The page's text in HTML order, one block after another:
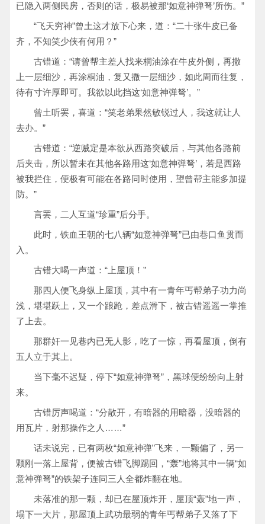
已隐入两侧民房，否则的话，极易被那‘如意神弹弩’所伤。”
“飞天穷神”曾土这才放下心来，道：“二十张牛皮已备
齐，不知笑少侠有何用？”
古错道：“请曾帮主差人找来桐油涂在牛皮外侧，再撒
上一层细沙，再涂桐油，复又撒一层细沙，如此周而往复，
待有寸许厚即可。我欲以此挡这‘如意神弹弩’。”
曾土听罢，喜道：“笑老弟果然敏锐过人，我这就让人
去办。”
古错道：“逆贼定是本欲从西路突破后，与其他各路前
后夹击，所以暂未在其他各路用这‘如意神弹弩’，若是西路
被我拦住，便极有可能在各路同时使用，望曾帮主能多加提
防。”
言罢，二人互道“珍重”后分手。
此时，铁血王朝的七八辆“如意神弹弩”已由巷口鱼贯而
入。
古错大喝一声道：“上屋顶！”
那四人便飞身纵上屋顶，其中有一青年丐帮弟子功力尚
浅，堪堪跃上，又一个踉跄，差点滑下，被古错遥遥一掌推
了上去。
那群奸一见巷内已无人影，吃了一惊，再看屋顶，倒有
五人立于其上。
当下毫不迟疑，停下“如意神弹弩”，黑球便纷纷向上射
来。
古错厉声喝道：“分散开，有暗器的用暗器，没暗器的
用瓦片，射那操作之人……”
话未说完，已有两枚“如意神弹”飞来，一颗偏了，另一
颗刚一落上屋背，便被古错飞脚踢回，“轰”地将其中一辆“如
意神弹弩”的铁架子连同三人全都炸翻在地。
未落准的那一颗，却已在屋顶炸开，屋顶“轰”地一声，
塌下一大片，那屋顶上武功最弱的青年丐帮弟子又落了下